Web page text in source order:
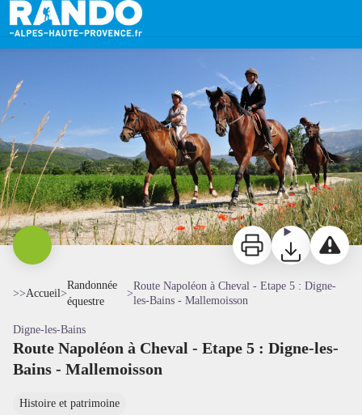
Route Napoléon à Cheval - Etape 5 : Digne-les-Bains - Mallemoisson
A cheval sur les pas de Napoléon - DR
ImprimerTéléchargerSignaler
>>Accueil>
Randonnée
équestre
>
Route Napoléon à Cheval - Etape 5 : Digne-
les-Bains - Mallemoisson
Digne-les-Bains
Route Napoléon à Cheval - Etape 5 : Digne-les-
Bains - Mallemoisson
Histoire et patrimoine